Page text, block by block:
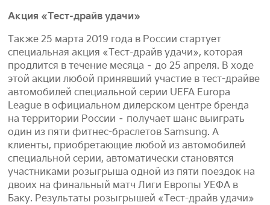
Акция «Тест-драйв удачи»
Также 25 марта 2019 года в России стартует
специальная акция «Тест-драйв удачи», которая
продлится в течение месяца – до 25 апреля. В ходе
этой акции любой принявший участие в тест-драйве
автомобилей специальной серии UEFA Europa
League в официальном дилерском центре бренда
на территории России – получает шанс выиграть
один из пяти фитнес-браслетов Samsung. А
клиенты, приобретающие любой из автомобилей
специальной серии, автоматически становятся
участниками розыгрыша одной из пяти поездок на
двоих на финальный матч Лиги Европы УЕФА в
Баку. Результаты розыгрышей «Тест-драйв удачи»